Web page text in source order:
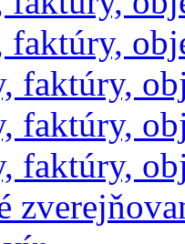
faktúry,
faktúry,
faktúry,
faktúry,